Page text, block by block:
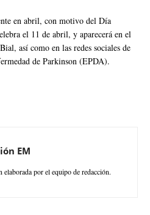
en abril, con motivo del Día
el 11 de abril, y aparecerá en el
así como en las redes sociales de
de Parkinson (EPDA).
EM
elaborada por el equipo de redacción.